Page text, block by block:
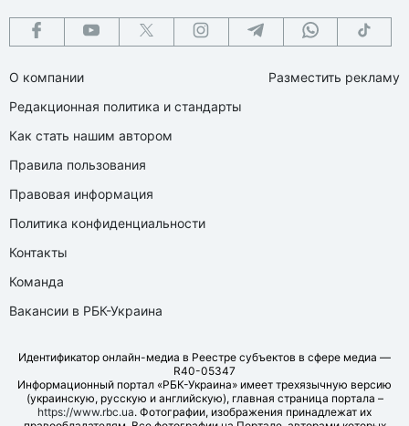
О компании
Редакционная политика и стандарты
Как стать нашим автором
Правила пользования
Правовая информация
Политика конфиденциальности
Контакты
Команда
Вакансии в РБК-Украина
Разместить рекламу
Идентификатор онлайн-медиа в Реестре субъектов в сфере медиа —
R40-05347
Информационный портал «РБК-Украина» имеет трехязычную версию
(украинскую, русскую и английскую), главная страница портала –
https://www.rbc.ua. Фотографии, изображения принадлежат их